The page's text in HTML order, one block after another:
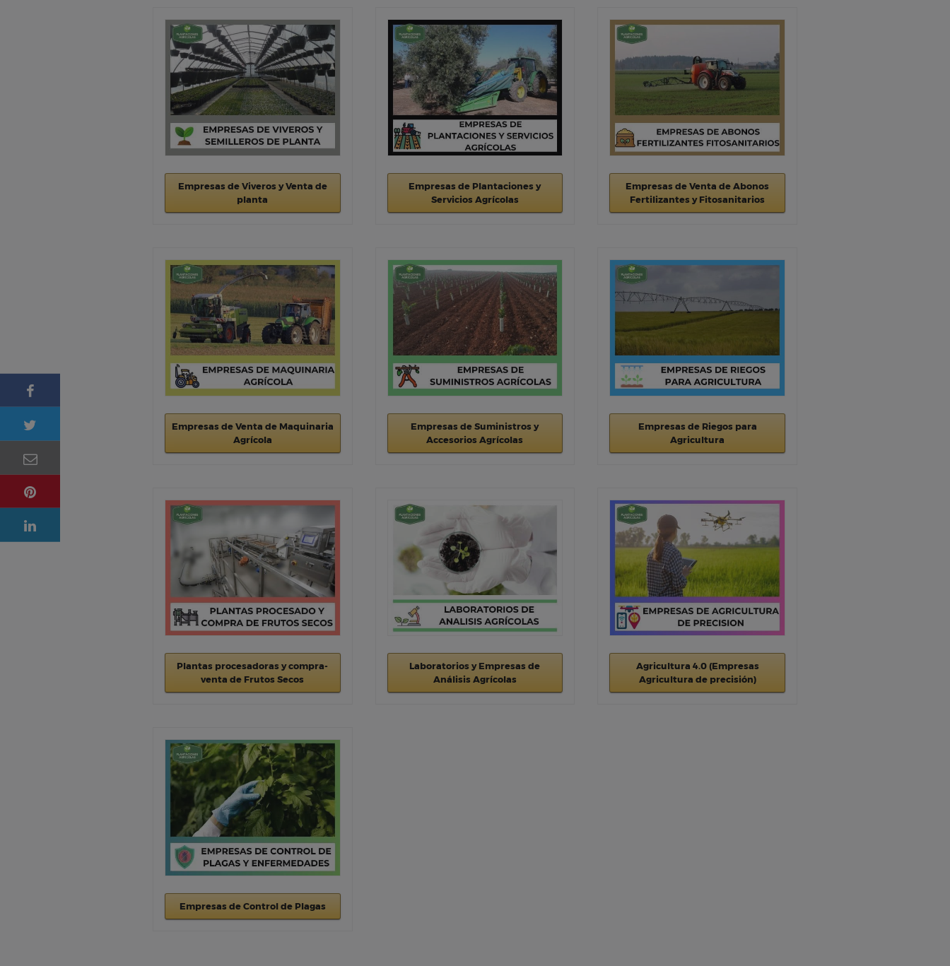
Empresas de Viveros y Venta de
planta
Empresas de Plantaciones y
Servicios Agrícolas
Empresas de Venta de Abonos
Fertilizantes y Fitosanitarios
Empresas de Venta de Maquinaria
Agrícola
Empresas de Suministros y
Accesorios Agrícolas
Empresas de Riegos para
Agricultura
Plantas procesadoras y compra-
venta de Frutos Secos
Laboratorios y Empresas de
Análisis Agrícolas
Agricultura 4.0 (Empresas
Agricultura de precisión)
Empresas de Control de Plagas